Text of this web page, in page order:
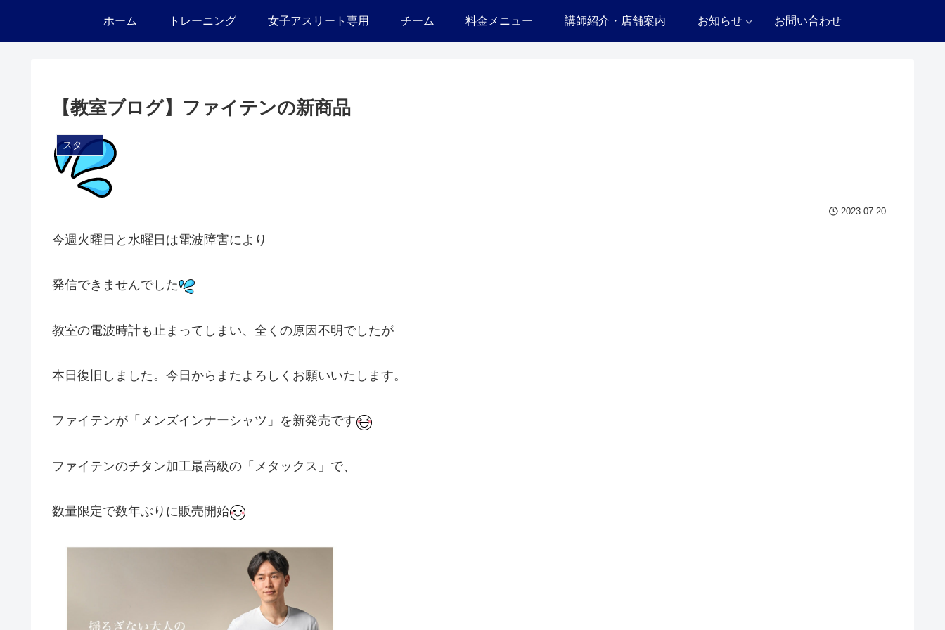
ホーム トレーニング 女子アスリート専用 チーム 料金メニュー 講師紹介・店舗案内 お知らせ お問い合わせ
【教室ブログ】ファイテンの新商品
スタジオ・ブログ
2023.07.20
今週火曜日と水曜日は電波障害により
発信できませんでした
教室の電波時計も止まってしまい、全くの原因不明でしたが
本日復旧しました。今日からまたよろしくお願いいたします。
ファイテンが「メンズインナーシャツ」を新発売です
ファイテンのチタン加工最高級の「メタックス」で、
数量限定で数年ぶりに販売開始